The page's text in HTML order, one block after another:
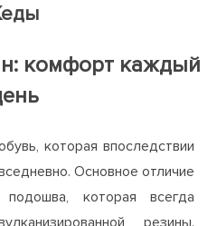
комфорт каждый
которая впоследствии
Основное отличие
которая всегда
резины.